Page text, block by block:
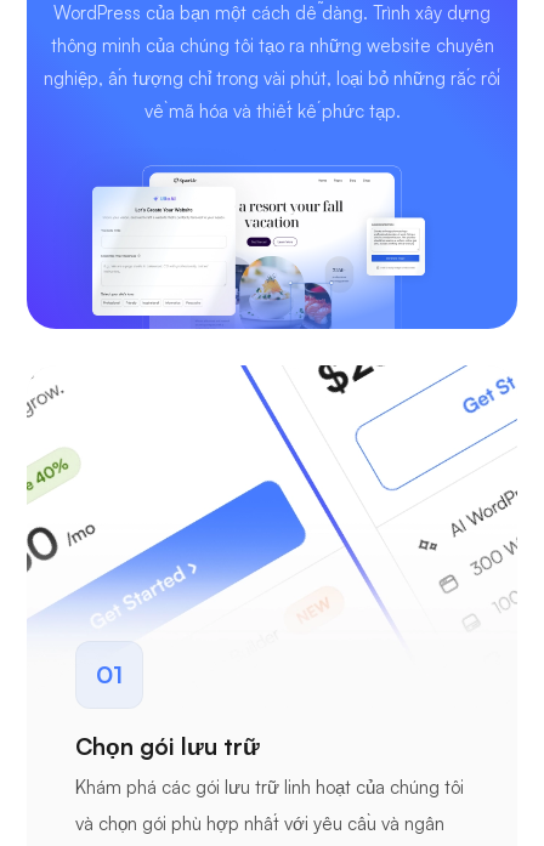
WordPress của bạn một cách dễ dàng. Trình xây dựng
thông minh của chúng tôi tạo ra những website chuyên
nghiệp, ấn tượng chỉ trong vài phút, loại bỏ những rắc rối
về mã hóa và thiết kế phức tạp.
01
Chọn gói lưu trữ
Khám phá các gói lưu trữ linh hoạt của chúng tôi
và chọn gói phù hợp nhất với yêu cầu và ngân